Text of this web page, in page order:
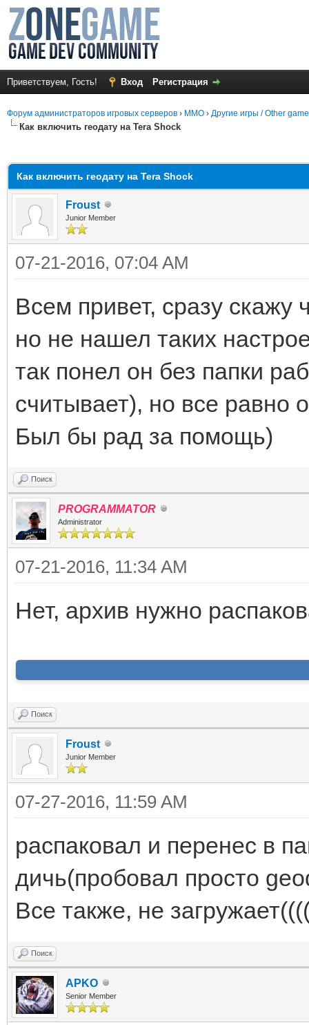
Приветствуем, Гость! Вход Регистрация
Форум администраторов игровых серверов › MMO › Другие игры / Other
Как включить геодату на Tera Shock
Как включить геодату на Tera Shock
Froust
Junior Member
07-21-2016, 07:04 AM
Всем привет, сразу скажу
но не нашел таких
так понел он без папки
считывает), но все равно
Был бы рад за помощь)
Поиск
PROGRAMMATOR
Administrator
07-21-2016, 11:34 AM
Нет, архив нужно
Поиск
Froust
Junior Member
07-27-2016, 11:59 AM
распаковал и перенес в
дичь(пробовал просто
Все также, не
Поиск
APKO
Senior Member